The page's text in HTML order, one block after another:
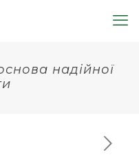
надійної